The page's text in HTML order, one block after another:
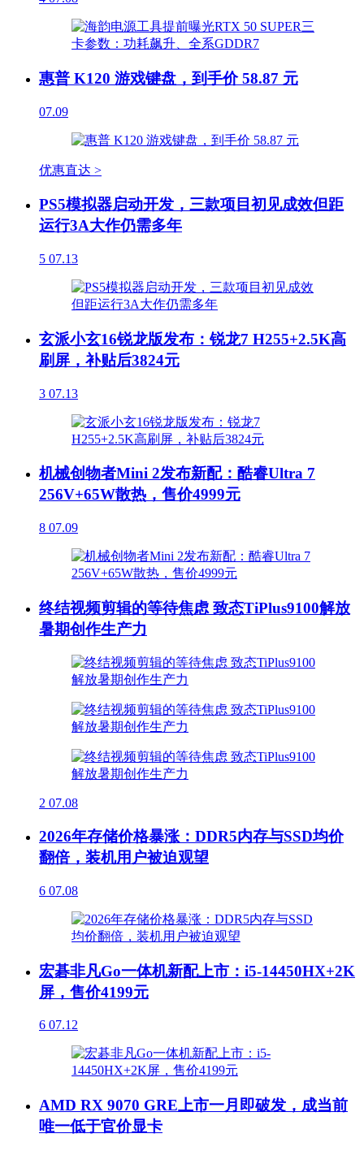
惠普 K120 游戏键盘，到手价 58.87 元
07.09
优惠直达 >
PS5模拟器启动开发，三款项目初见成效但距
运行3A大作仍需多年
5 07.13
玄派小玄16锐龙版发布：锐龙7 H255+2.5K高
刷屏，补贴后3824元
3 07.13
机械创物者Mini 2发布新配：酷睿Ultra 7
256V+65W散热，售价4999元
8 07.09
终结视频剪辑的等待焦虑 致态TiPlus9100解放
暑期创作生产力
2 07.08
2026年存储价格暴涨：DDR5内存与SSD均价
翻倍，装机用户被迫观望
6 07.08
宏碁非凡Go一体机新配上市：i5-14450HX+2K
屏，售价4199元
6 07.12
AMD RX 9070 GRE上市一月即破发，成当前
唯一低于官价显卡